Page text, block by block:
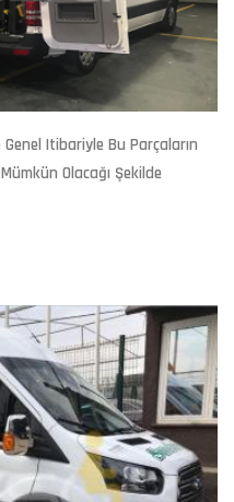
Itibariyle Bu Parçaların
Olacağı Şekilde